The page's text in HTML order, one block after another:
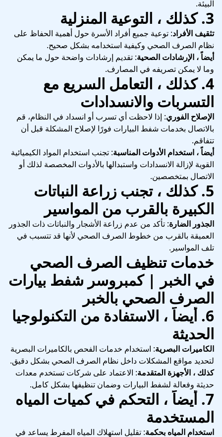
البيئة.
3. كذلك ، التوعية المنزلية
تثقيف الأفراد: توعية جميع أفراد الأسرة حول أهمية الحفاظ على
نظام الصرف الصحي وكيفية استخدامه بشكل صحيح.
أيضاً ، الإرشادات الصحية: تقديم إرشادات واضحة حول ما يمكن
وما لا يمكن تصريفه في المصارف.
4. كذلك ، التعامل السريع مع
التسربات والانسدادات
الإصلاح الفوري: إذا لاحظت أي تسرب أو انسداد في النظام، قم
بالاتصال بخدمات شفط البيارات فورًا لإصلاح المشكلة قبل أن
تتفاقم.
أيضاً ، استخدام الأدوات المناسبة: تجنب استخدام المواد الكيميائية
القوية لإزالة الانسدادات واستبدالها بالأدوات المخصصة لذلك أو
الاتصال بمتخصصين.
5. كذلك ، تجنب زراعة النباتات
الكبيرة بالقرب من المواسير
الجذور الضارة: تأكد من عدم زراعة الأشجار والنباتات ذات الجذور
العميقة بالقرب من خطوط الصرف الصحي لأنها قد تتسبب في
تلف المواسير.
خدمات تنظيف الصرف الصحي
في الخبر | كمبروسر شفط بيارات
الصرف الصحي بالخبر
6. أيضاً ، الاستفادة من التكنولوجيا
الحديثة
الكاميرات البصرية: استخدام خدمات الفحص بالكاميرات البصرية
لتحديد مواقع المشكلات داخل نظام الصرف الصحي بشكل دقيق.
كذلك ، الأجهزة المتقدمة: الاعتماد على شركات تستخدم معدات
حديثة وفعالة لشفط البيارات وضمان تنظيفها بشكل كامل.
7. أيضاً ، التحكم في كميات المياه
المستخدمة
استخدام المياه بحكمة: تقليل استهلاك المياه المفرط يساعد في